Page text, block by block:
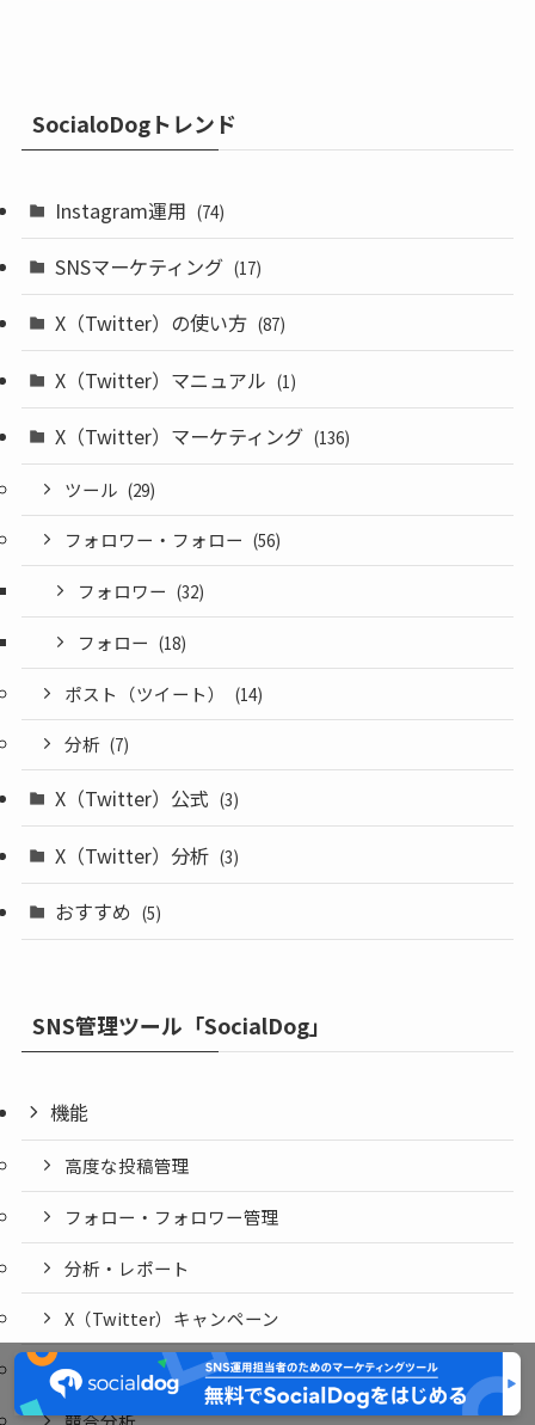
SocialoDogトレンド
Instagram運用 (74)
SNSマーケティング (17)
X（Twitter）の使い方 (87)
X（Twitter）マニュアル (1)
X（Twitter）マーケティング (136)
ツール (29)
フォロワー・フォロー (56)
フォロワー (32)
フォロー (18)
ポスト（ツイート） (14)
分析 (7)
X（Twitter）公式 (3)
X（Twitter）分析 (3)
おすすめ (5)
SNS管理ツール「SocialDog」
機能
高度な投稿管理
フォロー・フォロワー管理
分析・レポート
X（Twitter）キャンペーン
ソーシャルリスニング